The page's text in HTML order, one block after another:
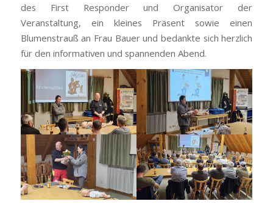
des First Responder und Organisator der
Veranstaltung, ein kleines Präsent sowie einen
Blumenstrauß an Frau Bauer und bedankte sich herzlich
für den informativen und spannenden Abend.